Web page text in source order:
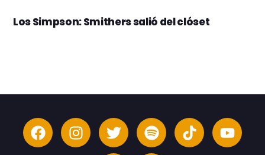
Los Simpson: Smithers salió del clóset